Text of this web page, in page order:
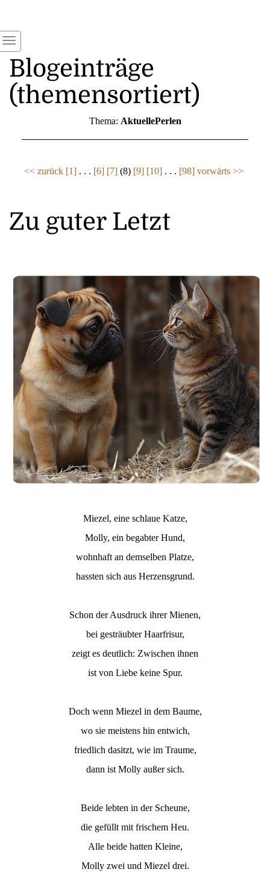
Blogeinträge
(themensortiert)
Thema: AktuellePerlen
<< zurück [1] . . . [6] [7] (8) [9] [10] . . . [98] vorwärts >>
Zu guter Letzt
Miezel, eine schlaue Katze,
Molly, ein begabter Hund,
wohnhaft an demselben Platze,
hassten sich aus Herzensgrund.
Schon der Ausdruck ihrer Mienen,
bei gesträubter Haarfrisur,
zeigt es deutlich: Zwischen ihnen
ist von Liebe keine Spur.
Doch wenn Miezel in dem Baume,
wo sie meistens hin entwich,
friedlich dasitzt, wie im Traume,
dann ist Molly außer sich.
Beide lebten in der Scheune,
die gefüllt mit frischem Heu.
Alle beide hatten Kleine,
Molly zwei und Miezel drei.